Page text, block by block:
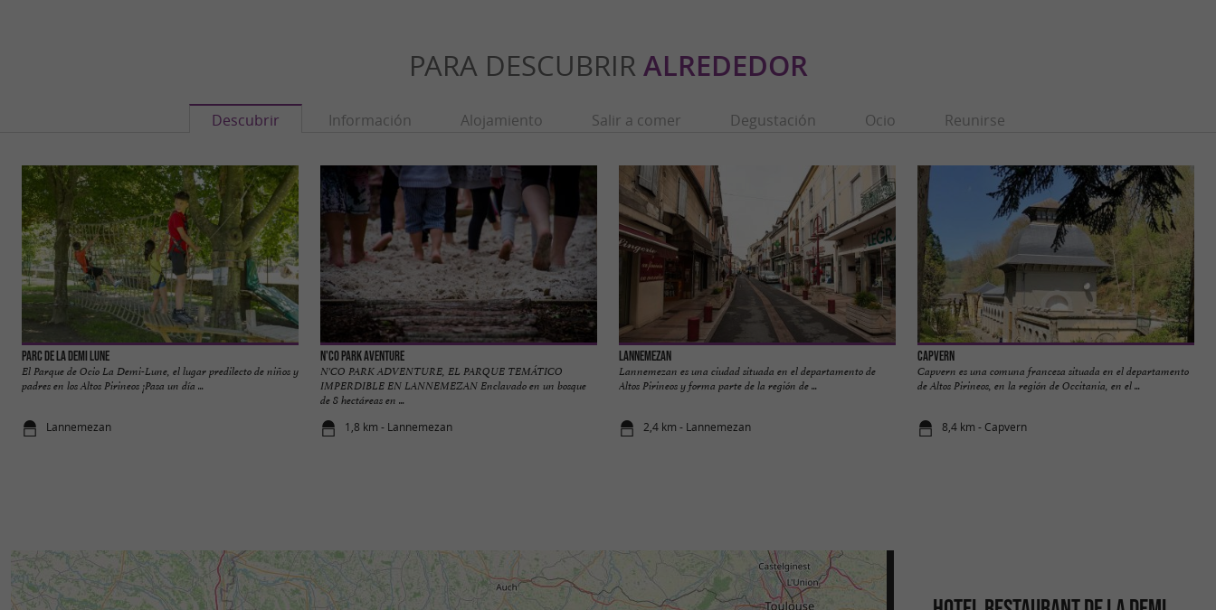
PARA DESCUBRIR ALREDEDOR
Descubrir Información Alojamiento Salir a comer Degustación Ocio Reunirse
Parc de la Demi Lune
El Parque de Ocio La Demi-Lune, el lugar predilecto de niños y
padres en los Altos Pirineos ¡Pasa un día ...
Lannemezan
N'Co Park Aventure
N'CO PARK ADVENTURE, EL PARQUE TEMÁTICO
IMPERDIBLE EN LANNEMEZAN Enclavado en un bosque
de 8 hectáreas en ...
1,8 km - Lannemezan
Lannemezan
Lannemezan es una ciudad situada en el departamento de
Altos Pirineos y forma parte de la región de ...
2,4 km - Lannemezan
Capvern
Capvern es una comuna francesa situada en el departamento
de Altos Pirineos, en la región de Occitania, en el ...
8,4 km - Capvern